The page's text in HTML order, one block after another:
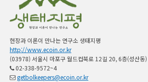
현장과 이론이 만나는 연구소 생태지평
http://www.ecoin.or.kr
(03978) 서울시 마포구 월드컵북로 12길 20, 6층(성산동)
02-338-9572~4
getbolkeepers@ecoin.or.kr